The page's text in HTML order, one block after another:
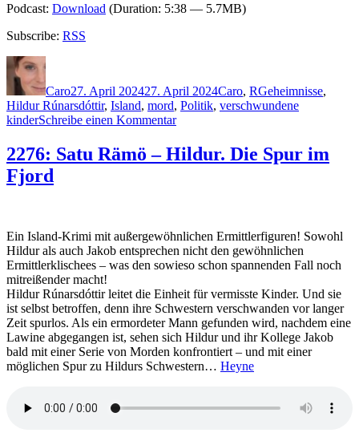
Podcast: Download (Duration: 5:38 — 5.7MB)
Subscribe: RSS
Autor
Caro27. April 202427. April 2024Caro, RGeheimnisse,
Hildur Rúnarsdóttir, Island, mord, Politik, verschwundene
kinderSchreibe einen Kommentarzu
Satu
Rämö
im
Eis
2276: Satu Rämö – Hildur. Die Spur im
Fjord
Ein Island-Krimi mit außergewöhnlichen Ermittlerfiguren! Sowohl
Hildur als auch Jakob entsprechen nicht den gewöhnlichen
Ermittlerklischees – was den sowieso schon spannenden Fall noch
mitreißender macht!
Hildur Rúnarsdóttir leitet die Einheit für vermisste Kinder. Und sie
ist selbst betroffen, denn ihre Schwestern verschwanden vor langer
Zeit spurlos. Als ein ermordeter Mann gefunden wird, nachdem eine
Lawine abgegangen ist, sehen sich Hildur und ihr Kollege Jakob
bald mit einer Serie von Morden konfrontiert – und mit einer
möglichen Spur zu Hildurs Schwestern… Heyne